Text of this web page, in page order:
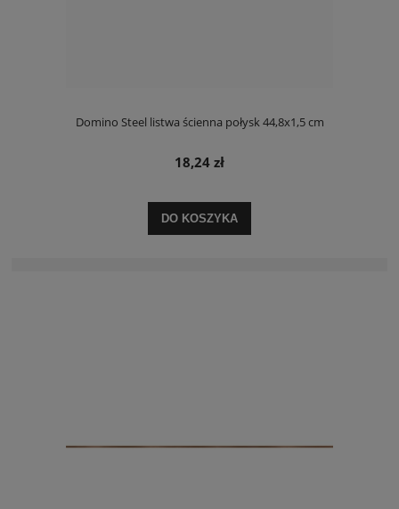
Domino Steel listwa ścienna połysk 44,8x1,5 cm
18,24 zł
DO KOSZYKA